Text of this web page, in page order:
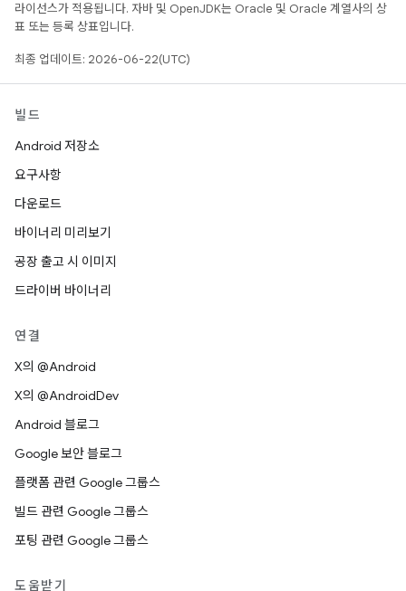
라이선스가 적용됩니다. 자바 및 OpenJDK는 Oracle 및 Oracle 계열사의 상
표 또는 등록 상표입니다.
최종 업데이트: 2026-06-22(UTC)
빌드
Android 저장소
요구사항
다운로드
바이너리 미리보기
공장 출고 시 이미지
드라이버 바이너리
연결
X의 @Android
X의 @AndroidDev
Android 블로그
Google 보안 블로그
플랫폼 관련 Google 그룹스
빌드 관련 Google 그룹스
포팅 관련 Google 그룹스
도움받기